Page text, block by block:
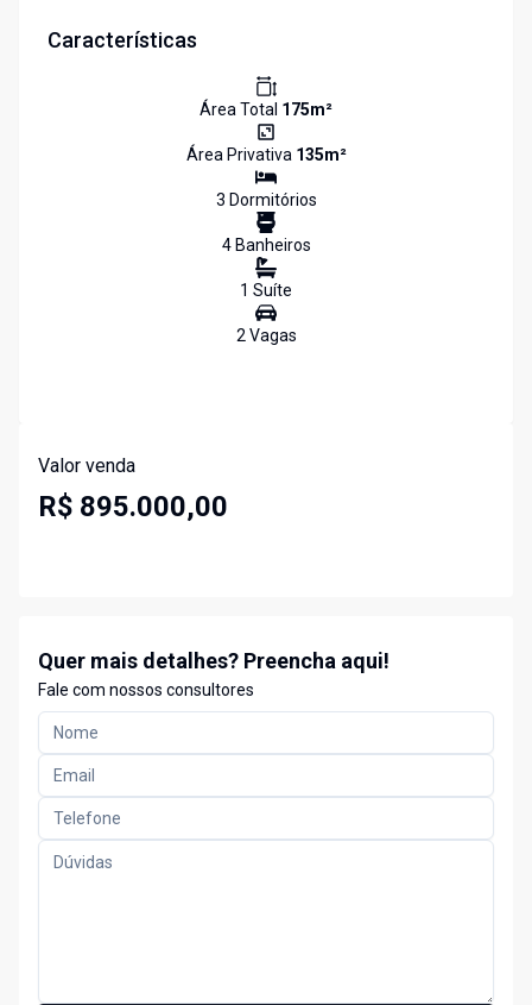
Características
Área Total 175m²
Área Privativa 135m²
3 Dormitórios
4Banheiros
1 Suíte
2Vagas
Valor venda
R$ 895.000,00
Quer mais detalhes? Preencha aqui!
Fale com nossos consultores